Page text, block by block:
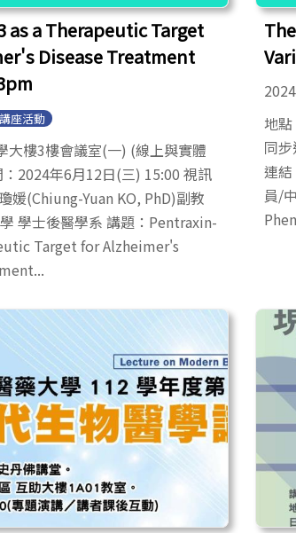
as a Therapeutic Target
Disease Treatment
講座活動
大樓3樓會議室(一) (線上與實體
2024年6月12日(三) 15:00 視訊
媛(Chiung-Yuan KO, PhD)副教
學士後醫學系 講題：Pentraxin-
Target for Alzheimer's
地
同
連
員/